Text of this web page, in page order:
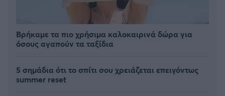
Βρήκαμε τα πιο χρήσιμα καλοκαιρινά δώρα για
όσους αγαπούν τα ταξίδια
5 σημάδια ότι το σπίτι σου χρειάζεται επειγόντως
summer reset